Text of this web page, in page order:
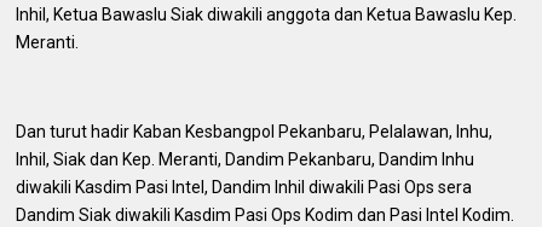
Inhil, Ketua Bawaslu Siak diwakili anggota dan Ketua Bawaslu Kep.
Meranti.
Dan turut hadir Kaban Kesbangpol Pekanbaru, Pelalawan, Inhu,
Inhil, Siak dan Kep. Meranti, Dandim Pekanbaru, Dandim Inhu
diwakili Kasdim Pasi Intel, Dandim Inhil diwakili Pasi Ops sera
Dandim Siak diwakili Kasdim Pasi Ops Kodim dan Pasi Intel Kodim.